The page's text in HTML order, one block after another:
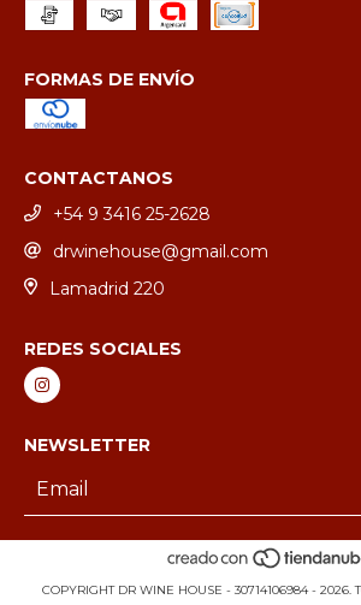
FORMAS DE ENVÍO
CONTACTANOS
+54 9 3416 25-2628
drwinehouse@gmail.com
Lamadrid 220
REDES SOCIALES
NEWSLETTER
COPYRIGHT DR WINE HOUSE - 30714106984 - 2026.